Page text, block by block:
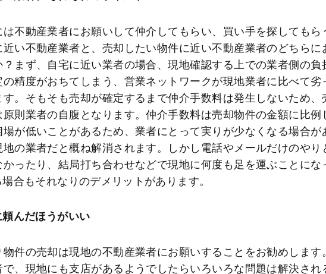
不動産業者にお願いして仲介してもらい、買い手を探してもら
い不動産業者と、売却したい物件に近い不動産業者のどちらに
まず、自宅に近い業者の場合、現地確認する上での業者側の負
精度がおちてしまう、営業ネットワークが現地業者に比べて劣
。そもそも売却が確定するまで仲介手数料は発生しないため、
則業者の自腹となります。仲介手数料は売却物件の金額に比例
が低いことがあるため、業者にとって実りが少なくなる場合が
の業者だと概ね解消されます。しかし電話やメールだけのやり
ったり、結局打ち合わせなどで現地に何度も足を運ぶことにな
合もそれなりのデメリットがあります。
んだほうがいい
件の売却は現地の不動産業者にお願いすることをお勧めします
、現地にも支店があるようでしたらいろいろな問題は解決され